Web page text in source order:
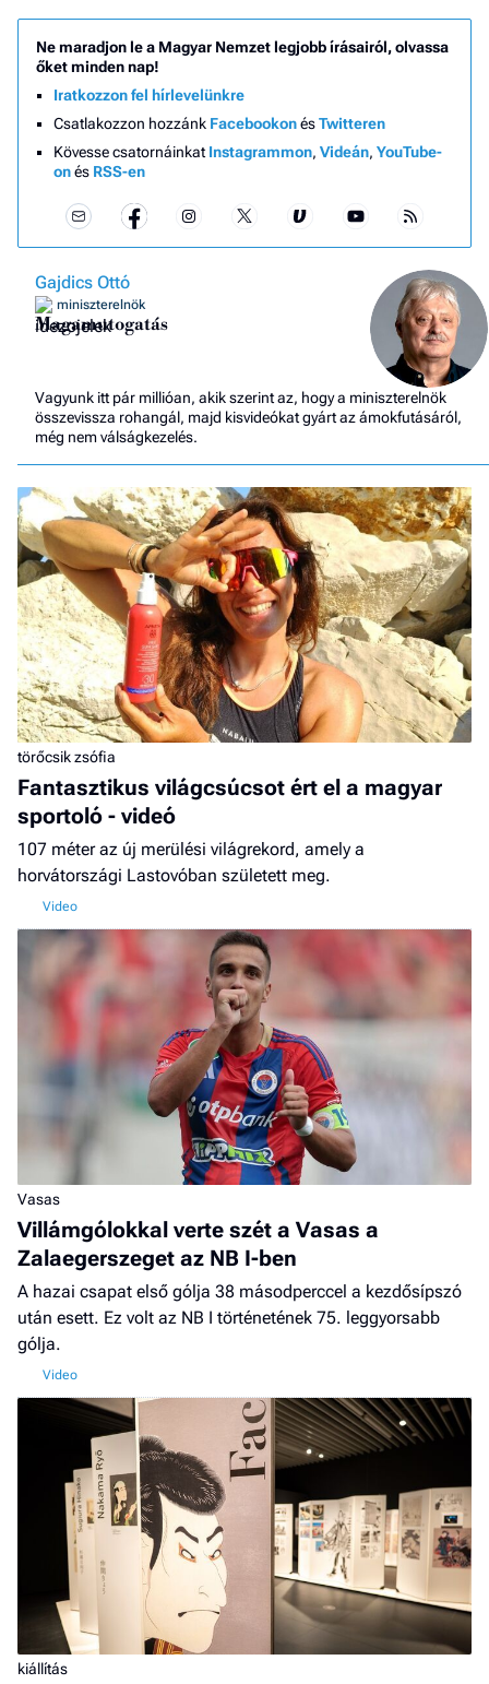
Ne maradjon le a Magyar Nemzet legjobb írásairól, olvassa
őket minden nap!
Iratkozzon fel hírlevelünkre
Csatlakozzon hozzánk FacebookonésTwitteren
Kövesse csatornáinkat Instagrammon, Videán, YouTube-
onés RSS-en
Gajdics Ottó
miniszterelnök
Magamutogatás
Vagyunk itt pár millióan, akik szerint az, hogy a miniszterelnök
összevissza rohangál, majd kisvideókat gyárt az ámokfutásáról,
még nem válságkezelés.
törőcsik zsófia
Fantasztikus világcsúcsot ért el a magyar
sportoló - videó
107 méter az új merülési világrekord, amely a
horvátországi Lastovóban született meg.
Vasas
Villámgólokkal verte szét a Vasas a
Zalaegerszeget az NB I-ben
A hazai csapat első gólja 38 másodperccel a kezdősípszó
után esett. Ez volt az NB I történetének 75. leggyorsabb
gólja.
kiállítás